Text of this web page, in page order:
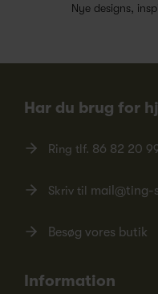
Nye designs,
Har du brug for
Ring tlf. 86 82 20
Skriv til mail@ting-
Besøg vores butik
Information